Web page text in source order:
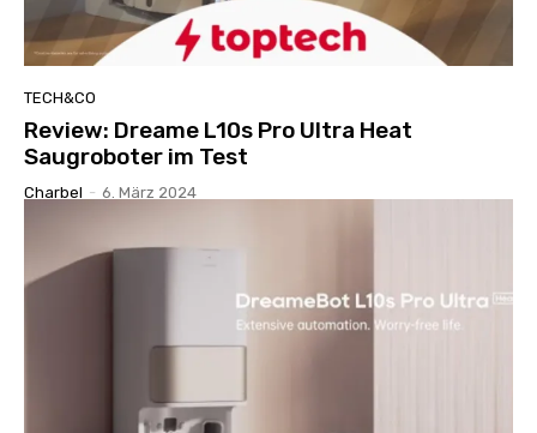
TECH&CO
Review: Dreame L10s Pro Ultra Heat
Saugroboter im Test
Charbel - 6. März 2024